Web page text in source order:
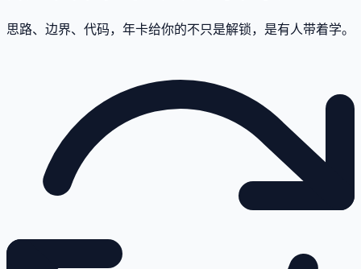
思路、边界、代码，年卡给你的不只是解锁，是有人带着学。